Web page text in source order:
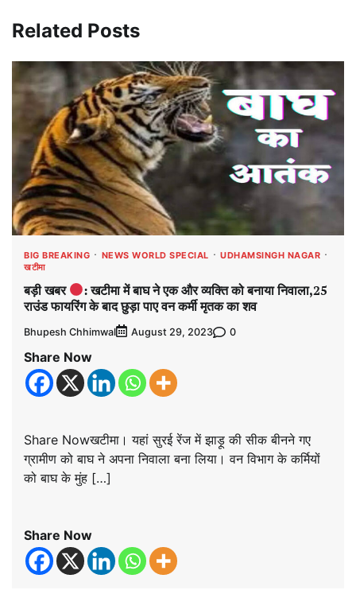
Related Posts
BIG BREAKING NEWS WORLD SPECIAL
UDHAMSINGH NAGAR
खटीमा
बड़ी खबर
: खटीमा में बाघ ने एक और व्यक्ति को बनाया निवाला,25
राउंड फायरिंग के बाद छुड़ा पाए वन कर्मी मृतक का शव
Bhupesh Chhimwal August 29, 2023 0
Share Now
Share Nowखटीमा। यहां सुरई रेंज में झाड़ू की सीक बीनने गए
ग्रामीण को बाघ ने अपना निवाला बना लिया। वन विभाग के कर्मियों
को बाघ के मुंह […]
Share Now